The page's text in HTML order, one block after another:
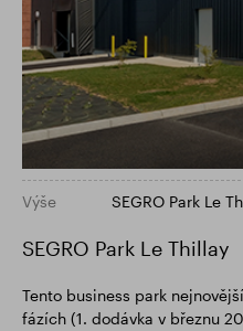
Výše SEGRO Park Le
SEGRO Park Le Thillay
Tento business park
fázích (1. dodávka v březnu